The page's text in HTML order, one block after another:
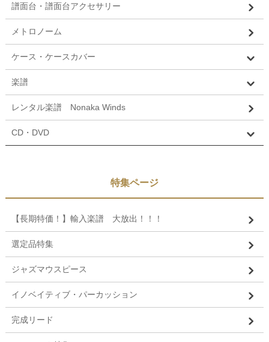
譜面台・譜面台アクセサリー
メトロノーム
ケース・ケースカバー
楽譜
レンタル楽譜 Nonaka Winds
CD・DVD
特集ページ
【長期特価！】輸入楽譜 大放出！！！
選定品特集
ジャズマウスピース
イノベイティブ・パーカッション
完成リード